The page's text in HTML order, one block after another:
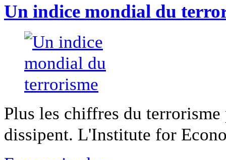
Un indice mondial du
Plus les chiffres du
dissipent. L'Institute for